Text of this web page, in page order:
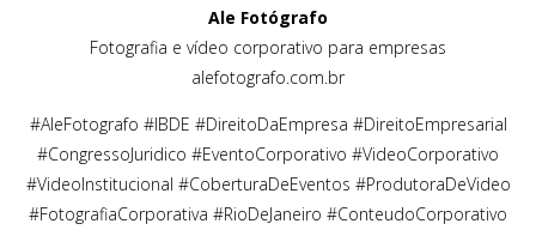
Ale Fotógrafo
Fotografia e vídeo corporativo para empresas
alefotografo.com.br
#AleFotografo #IBDE #DireitoDaEmpresa #DireitoEmpresarial
#CongressoJuridico #EventoCorporativo #VideoCorporativo
#VideoInstitucional #CoberturaDeEventos #ProdutoraDeVideo
#FotografiaCorporativa #RioDeJaneiro #ConteudoCorporativo